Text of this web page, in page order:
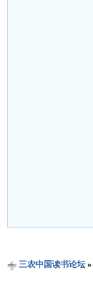
三农中国读书论坛»